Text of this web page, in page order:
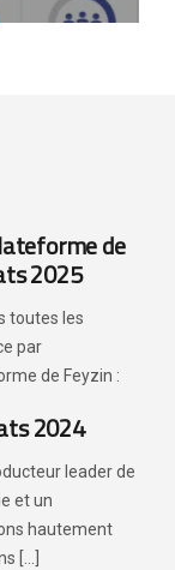
de
2025
toutes les
par
de Feyzin :
2024
leader de
et un
hautement
[...]